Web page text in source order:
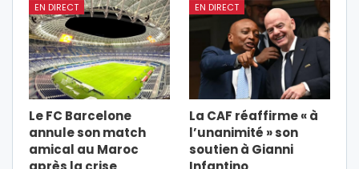
EN DIRECT
Le FC Barcelone
annule son match
amical au Maroc
EN DIRECT
La CAF réaffirme « à
l’unanimité » son
soutien à Gianni